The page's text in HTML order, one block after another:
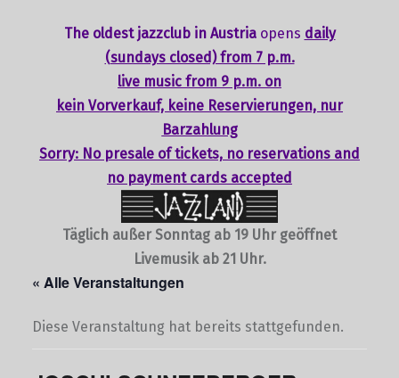
The oldest jazzclub in Austria opens daily
(sundays closed) from 7 p.m.
live music from 9 p.m. on
kein Vorverkauf, keine Reservierungen, nur
Barzahlung
Sorry: No presale of tickets, no reservations and
no payment cards accepted
Täglich außer Sonntag ab 19 Uhr geöffnet
Livemusik ab 21 Uhr.
« Alle Veranstaltungen
Diese Veranstaltung hat bereits stattgefunden.